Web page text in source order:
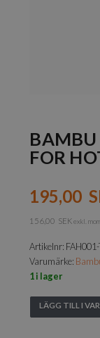
BAMBU
FOR
195,00
156,00 SEK exkl.
Artikelnr:
Varumärke:
1 i lager
LÄGG TILL I